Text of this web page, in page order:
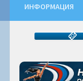
ИНФОРМАЦИЯ